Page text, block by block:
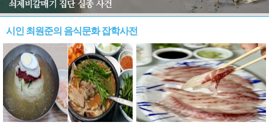
시인 최원준의 음식문화 잡학사전